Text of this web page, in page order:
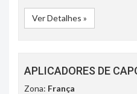
Ver Detalhes »
APLICADORES DE
Zona: França